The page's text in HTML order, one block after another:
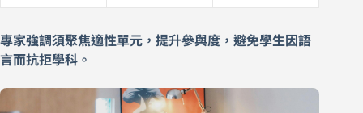
專家強調須聚焦適性單元，提升參與度，避免學生因語
言而抗拒學科。